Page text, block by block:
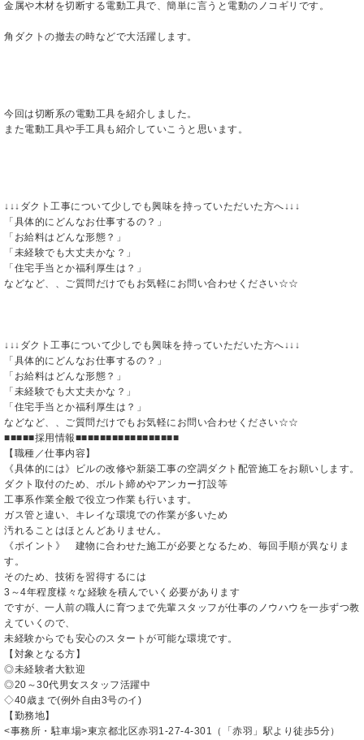
金属や木材を切断する電動工具で、簡単に言うと電動のノコギリです。
角ダクトの撤去の時などで大活躍します。
今回は切断系の電動工具を紹介しました。
また電動工具や手工具も紹介していこうと思います。
↓↓↓ダクト工事について少しでも興味を持っていただいた方へ↓↓↓
「具体的にどんなお仕事するの？」
「お給料はどんな形態？」
「未経験でも大丈夫かな？」
「住宅手当とか福利厚生は？」
などなど、、ご質問だけでもお気軽にお問い合わせください☆☆
↓↓↓ダクト工事について少しでも興味を持っていただいた方へ↓↓↓
「具体的にどんなお仕事するの？」
「お給料はどんな形態？」
「未経験でも大丈夫かな？」
「住宅手当とか福利厚生は？」
などなど、、ご質問だけでもお気軽にお問い合わせください☆☆
■■■■■採用情報■■■■■■■■■■■■■■■■■
【職種／仕事内容】
《具体的には》ビルの改修や新築工事の空調ダクト配管施工をお願いします。
ダクト取付のため、ボルト締めやアンカー打設等
工事系作業全般で役立つ作業も行います。
ガス管と違い、キレイな環境での作業が多いため
汚れることはほとんどありません。
《ポイント》 建物に合わせた施工が必要となるため、毎回手順が異なりま
す。
そのため、技術を習得するには
3～4年程度様々な経験を積んでいく必要があります
ですが、一人前の職人に育つまで先輩スタッフが仕事のノウハウを一歩ずつ教
えていくので、
未経験からでも安心のスタートが可能な環境です。
【対象となる方】
◎未経験者大歓迎
◎20～30代男女スタッフ活躍中
◇40歳まで(例外自由3号のイ)
【勤務地】
<事務所・駐車場>東京都北区赤羽1-27-4-301（「赤羽」駅より徒歩5分）